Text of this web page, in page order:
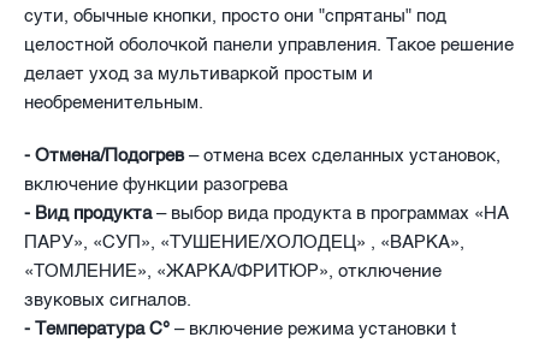
сути, обычные кнопки, просто они "спрятаны" под
целостной оболочкой панели управления. Такое решение
делает уход за мультиваркой простым и
необременительным.
- Отмена/Подогрев– отмена всех сделанных установок,
включение функции разогрева
- Вид продукта– выбор вида продукта в программах «НА
ПАРУ», «СУП», «ТУШЕНИЕ/ХОЛОДЕЦ» , «ВАРКА»,
«ТОМЛЕНИЕ», «ЖАРКА/ФРИТЮР», отключение
звуковых сигналов.
- Температура С° – включение режима установки t